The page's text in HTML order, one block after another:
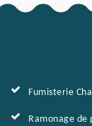
Fumisterie
Ramonage de